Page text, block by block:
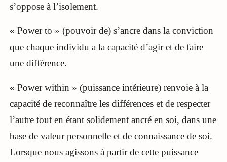
s’oppose à l’isolement.
« Power to » (pouvoir de) s’ancre dans la conviction
que chaque individu a la capacité d’agir et de faire
une différence.
« Power within » (puissance intérieure) renvoie à la
capacité de reconnaître les différences et de respecter
l’autre tout en étant solidement ancré en soi, dans une
base de valeur personnelle et de connaissance de soi.
Lorsque nous agissons à partir de cette puissance